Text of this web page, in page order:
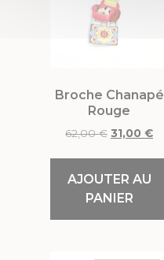
Broche Chanapé
Rouge
62,00€ 31,00 €
AJOUTER AU
PANIER